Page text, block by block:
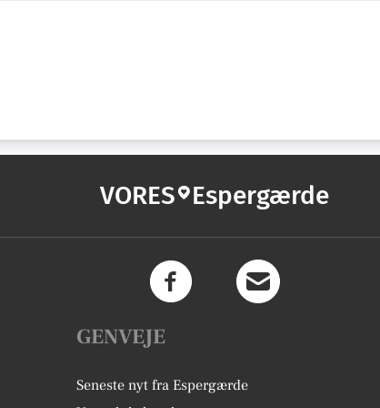
VORES Espergærde
GENVEJE
Seneste nyt fra Espergærde